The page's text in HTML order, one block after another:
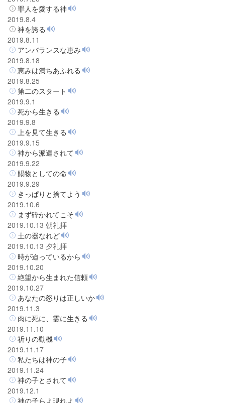
罪人を愛する神
2019.8.4
神を誇る
2019.8.11
アンバランスな恵み
2019.8.18
恵みは満ちあふれる
2019.8.25
第二のスタート
2019.9.1
死から生きる
2019.9.8
上を見て生きる
2019.9.15
神から派遣されて
2019.9.22
賜物としての命
2019.9.29
きっぱりと捨てよう
2019.10.6
まず砕かれてこそ
2019.10.13 朝礼拝
土の器なれど
2019.10.13 夕礼拝
時が迫っているから
2019.10.20
絶望から生まれた信頼
2019.10.27
あなたの怒りは正しいか
2019.11.3
肉に死に、霊に生きる
2019.11.10
祈りの動機
2019.11.17
私たちは神の子
2019.11.24
神の子とされて
2019.12.1
神の子らよ現れよ